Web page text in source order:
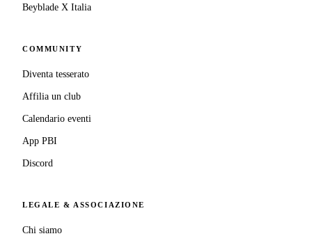
Beyblade X Italia
COMMUNITY
Diventa tesserato
Affilia un club
Calendario eventi
App PBI
Discord
LEGALE & ASSOCIAZIONE
Chi siamo